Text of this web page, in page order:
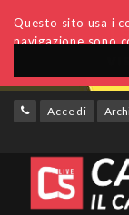
Questo sito usa i
navigazione sono
Accedi